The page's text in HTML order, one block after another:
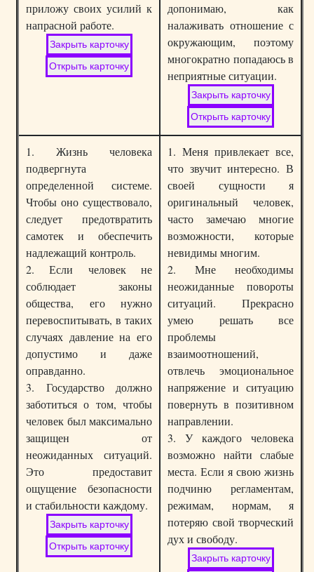
приложу своих усилий к
напрасной работе.
допонимаю, как
налаживать отношение с
окружающим, поэтому
многократно попадаюсь в
неприятные ситуации.
1. Жизнь человека
подвергнута
определенной системе.
Чтобы оно существовало,
следует предотвратить
самотек и обеспечить
надлежащий контроль.
2. Если человек не
соблюдает законы
общества, его нужно
перевоспитывать, в таких
случаях давление на его
допустимо и даже
оправданно.
3. Государство должно
заботиться о том, чтобы
человек был максимально
защищен от
неожиданных ситуаций.
Это предоставит
ощущение безопасности
и стабильности каждому.
1. Меня привлекает все,
что звучит интересно. В
своей сущности я
оригинальный человек,
часто замечаю многие
возможности, которые
невидимы многим.
2. Мне необходимы
неожиданные повороты
ситуаций. Прекрасно
умею решать все
проблемы
взаимоотношений,
отвлечь эмоциональное
напряжение и ситуацию
повернуть в позитивном
направлении.
3. У каждого человека
возможно найти слабые
места. Если я свою жизнь
подчиню регламентам,
режимам, нормам, я
потеряю свой творческий
дух и свободу.